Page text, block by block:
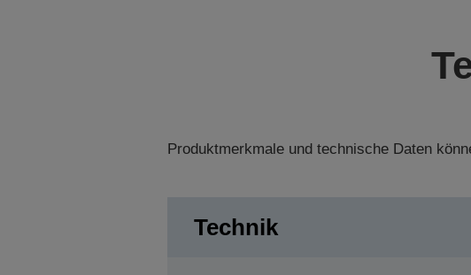
Produktmerkmale und technische Daten
Technik